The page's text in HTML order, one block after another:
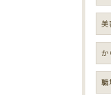
美
か
職